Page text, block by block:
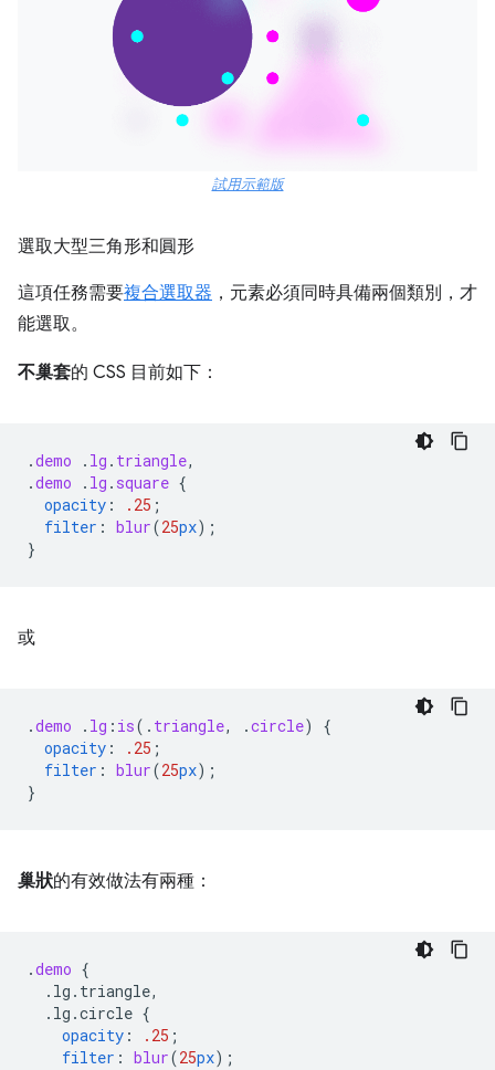
試用示範版
選取大型三角形和圓形
這項任務需要複合選取器 ，元素必須同時具備兩個類別，才
能選取。
不巢套的 CSS 目前如下：
.demo . lg . triangle,
.demo . lg . square {
opacity : .25 ;
filter : blur(25px);
}
或
.demo . lg : is( . triangle, .circle)
{
opacity : .25 ;
filter : blur(25px);
}
巢狀的有效做法有兩種：
.demo {
.lg.triangle,
.lg.circle {
opacity : .25 ;
filter : blur(25px);